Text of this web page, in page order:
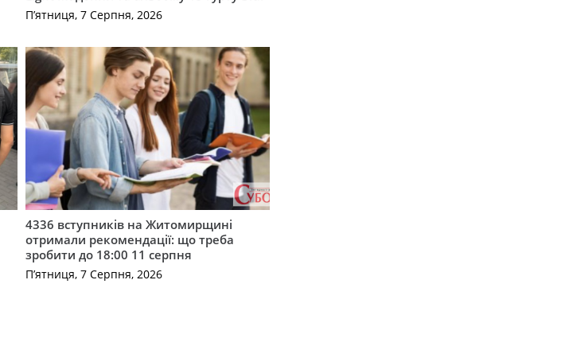
П’ятниця, 7 Серпня, 2026
4336 вступників на Житомирщині
отримали рекомендації: що треба
зробити до 18:00 11 серпня
П’ятниця, 7 Серпня, 2026